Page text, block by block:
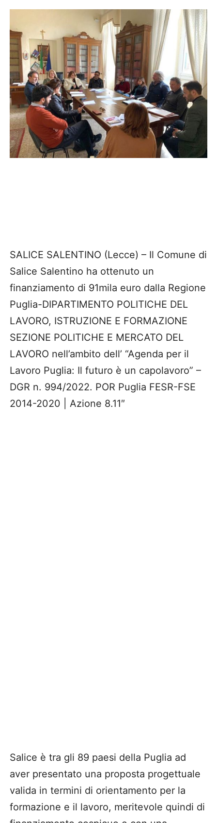
SALICE SALENTINO (Lecce) – Il Comune di
Salice Salentino ha ottenuto un
finanziamento di 91mila euro dalla Regione
Puglia-DIPARTIMENTO POLITICHE DEL
LAVORO, ISTRUZIONE E FORMAZIONE
SEZIONE POLITICHE E MERCATO DEL
LAVORO nell’ambito dell’ “Agenda per il
Lavoro Puglia: Il futuro è un capolavoro” –
DGR n. 994/2022. POR Puglia FESR-FSE
2014-2020 | Azione 8.11″
Salice è tra gli 89 paesi della Puglia ad
aver presentato una proposta progettuale
valida in termini di orientamento per la
formazione e il lavoro, meritevole quindi di